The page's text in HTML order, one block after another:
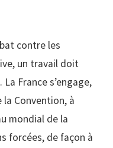
contre les
un travail doit
France s’engage,
la Convention, à
mondial de la
forcées, de façon à